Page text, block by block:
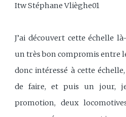
Itw Stéphane Vlièghe01
J’ai découvert cette échelle
un très bon compromis entre
donc intéressé à cette
de faire, et puis un jour,
promotion, deux